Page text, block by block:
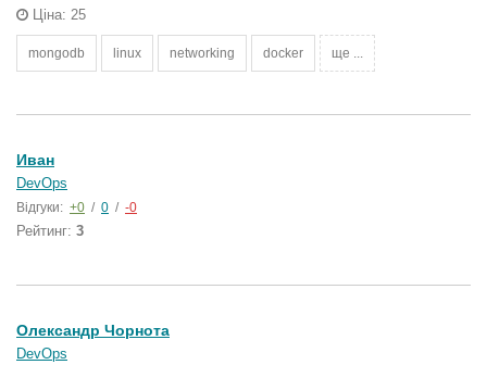
Ціна: 25
mongodb linux networking docker ще ...
Иван
DevOps
Відгуки: +0 / 0 / -0
Рейтинг: 3
Олександр Чорнота
DevOps